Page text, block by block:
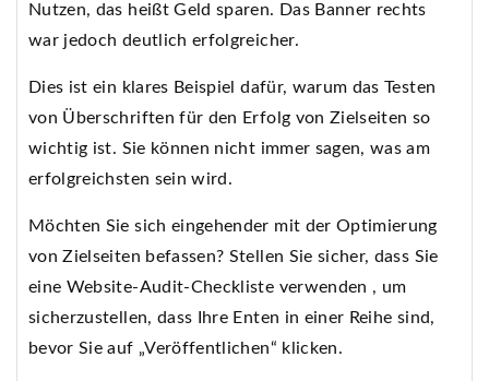
Nutzen, das heißt Geld sparen. Das Banner rechts
war jedoch deutlich erfolgreicher.
Dies ist ein klares Beispiel dafür, warum das Testen
von Überschriften für den Erfolg von Zielseiten so
wichtig ist. Sie können nicht immer sagen, was am
erfolgreichsten sein wird.
Möchten Sie sich eingehender mit der Optimierung
von Zielseiten befassen? Stellen Sie sicher, dass Sie
eine Website-Audit-Checkliste verwenden , um
sicherzustellen, dass Ihre Enten in einer Reihe sind,
bevor Sie auf „Veröffentlichen“ klicken.